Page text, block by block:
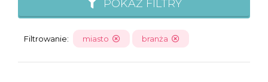
POKAŻ FILTRY
Filtrowanie: miasto branża